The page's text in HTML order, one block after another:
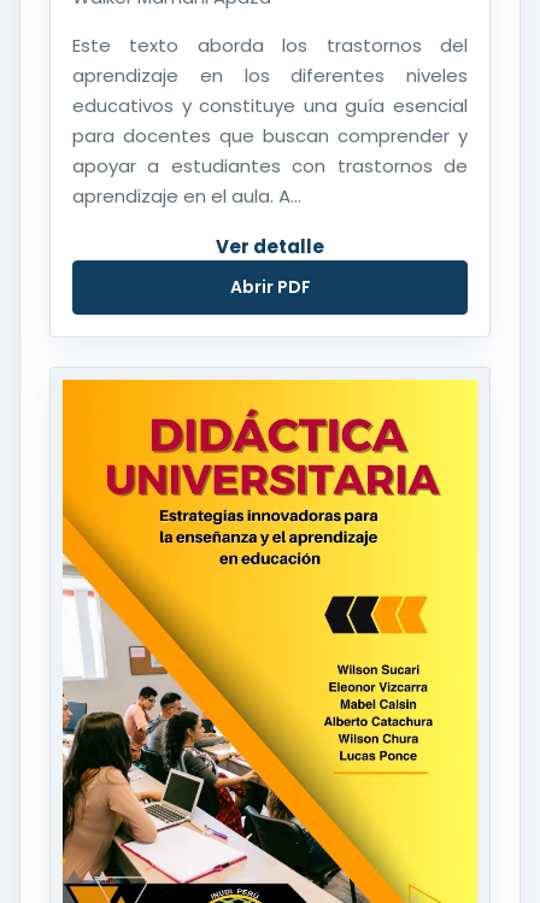
Este texto aborda los trastornos del
aprendizaje en los diferentes niveles
educativos y constituye una guía esencial
para docentes que buscan comprender y
apoyar a estudiantes con trastornos de
aprendizaje en el aula. A...
Ver detalle
Abrir PDF